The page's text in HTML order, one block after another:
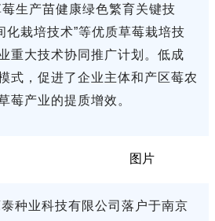
生产苗健康绿色繁育关键技
化栽培技术”等优质草莓栽培技
重大技术协同推广计划。低成
式，促进了企业主体和产区莓农
莓产业的提质增效。
种业科技有限公司落户于南京